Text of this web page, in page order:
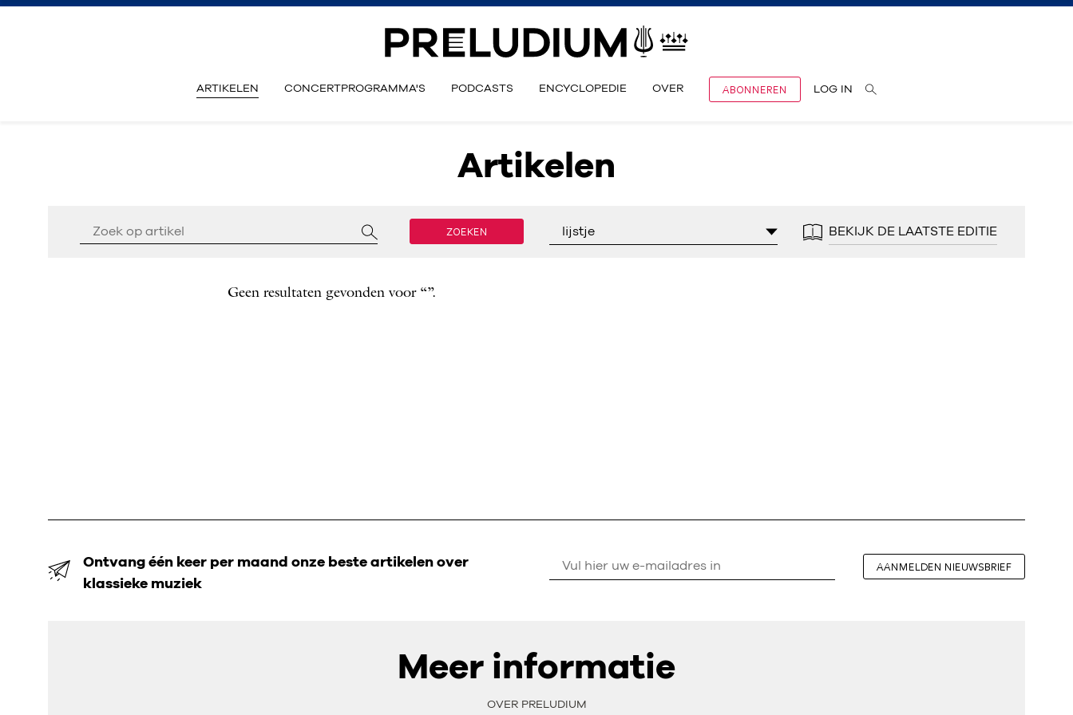
ARTIKELEN CONCERTPROGRAMMA'S PODCASTS ENCYCLOPEDIE OVER ABONNEREN LOG IN
Artikelen
ZOEKEN lijstje BEKIJK DE LAATSTE EDITIE
Geen resultaten gevonden voor “”.
Ontvang één keer per maand onze beste artikelen over
klassieke muziek
AANMELDEN NIEUWSBRIEF
Meer informatie
OVER PRELUDIUM